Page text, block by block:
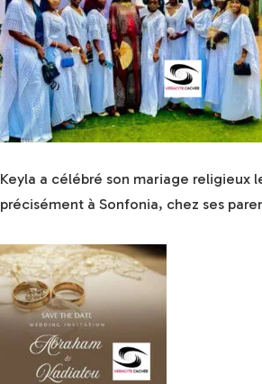
Keyla a célébré son mariage religieux
précisément à Sonfonia, chez ses